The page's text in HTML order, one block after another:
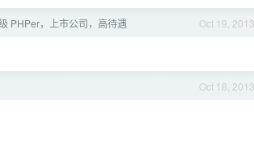
Oct 19, 2013
PHPer，上市公司，高待遇
Oct 18, 2013